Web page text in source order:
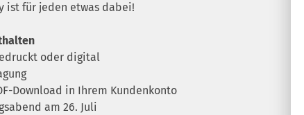
ist für jeden etwas dabei!
oder digital
Download in Ihrem Kundenkonto
am 26. Juli